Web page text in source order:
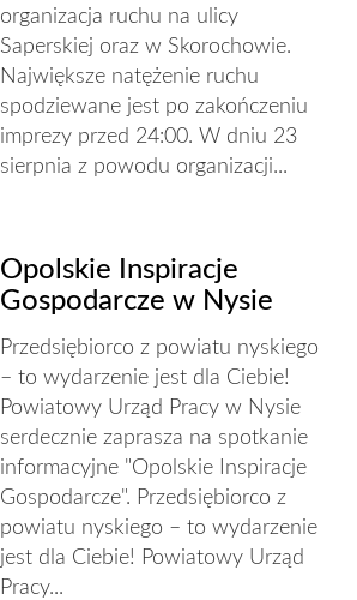
organizacja ruchu na ulicy
Saperskiej oraz w Skorochowie.
Największe natężenie ruchu
spodziewane jest po zakończeniu
imprezy przed 24:00. W dniu 23
sierpnia z powodu organizacji...
Opolskie Inspiracje
Gospodarcze w Nysie
Przedsiębiorco z powiatu nyskiego
– to wydarzenie jest dla Ciebie!
Powiatowy Urząd Pracy w Nysie
serdecznie zaprasza na spotkanie
informacyjne "Opolskie Inspiracje
Gospodarcze". Przedsiębiorco z
powiatu nyskiego – to wydarzenie
jest dla Ciebie! Powiatowy Urząd
Pracy...